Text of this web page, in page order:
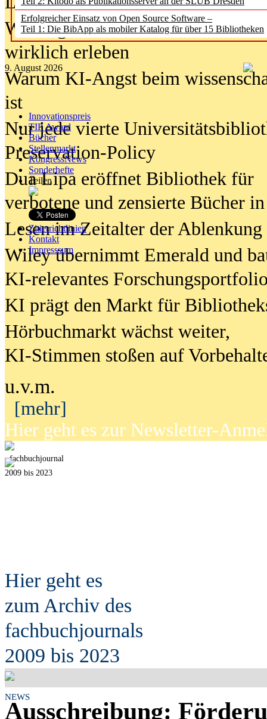
Erfolgreicher Einsatz von Open Source Software –
Teil 1: Die BibApp als mobiler Katalog für über 15 Bibliotheken
9. August 2026
Innovationspreis
TIP Award
Bücher
Stellenmarkt
KongressNews
Sonderhefte
Teilen
Zitierrichtlinien
Kontakt
Impresssum
Wie Jugendliche Social Media
wirklich erleben
Warum KI-Angst beim
ist
Nur jede vierte
Preservation-Policy
Dua Lipa eröffnet Bibliothek für
verbotene und zensierte Bücher
Lesen im Zeitalter der Ablenkung
Wiley übernimmt Emerald und
KI-relevantes
KI prägt den Markt für
Hörbuchmarkt wächst weiter,
KI-Stimmen stoßen auf
u.v.m.
[mehr]
Hier geht es zur Newsletter-
fachbuchjournal
2009 bis 2023
Hier geht es
zum Archiv des
fachbuchjournals
2009 bis 2023
NEWS
Ausschreibung: